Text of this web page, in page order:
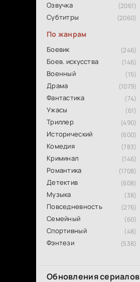
Озвучка (2061)
Субтитры (2060)
По жанрам
Боевик (246)
Боев. искусства (146)
Военный (15)
Драма (1079)
Фантастика (74)
Ужасы (61)
Триллер (490)
Исторический (600)
Комедия (783)
Криминал (146)
Романтика (1708)
Детектив (608)
Музыка (38)
Повседневность (276)
Семейный (60)
Спортивный (48)
Фэнтези (538)
Обновления сериалов